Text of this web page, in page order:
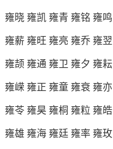
雍晓 雍凯 雍青 雍铭 雍鸣
雍薪 雍旺 雍亮 雍乔 雍翌
雍颉 雍通 雍卫 雍夕 雍耘
雍嵘 雍正 雍童 雍衰 雍亦
雍苓 雍昊 雍桐 雍粒 雍皓
雍雄 雍海 雍廷 雍率 雍玫